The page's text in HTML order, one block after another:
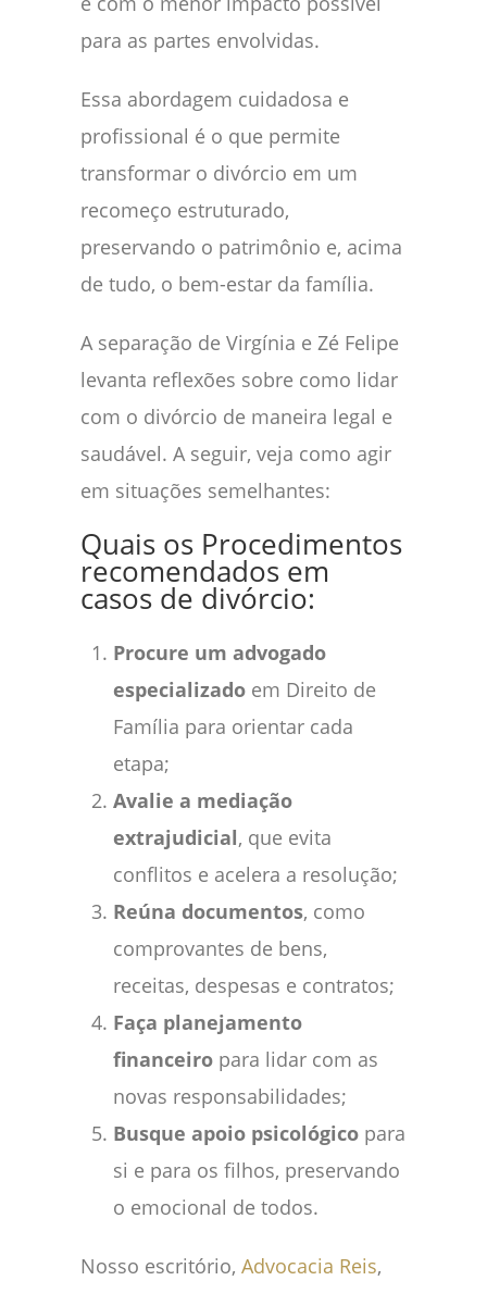
para as partes envolvidas.
Essa abordagem cuidadosa e
profissional é o que permite
transformar o divórcio em um
recomeço estruturado,
preservando o patrimônio e, acima
de tudo, o bem-estar da família.
A separação de Virgínia e Zé Felipe
levanta reflexões sobre como lidar
com o divórcio de maneira legal e
saudável. A seguir, veja como agir
em situações semelhantes:
Quais os Procedimentos
recomendados em
casos de divórcio:
Procure um advogado
especializado em Direito de
Família para orientar cada
etapa;
Avalie a mediação
extrajudicial, que evita
conflitos e acelera a resolução;
Reúna documentos, como
comprovantes de bens,
receitas, despesas e contratos;
Faça planejamento
financeiro para lidar com as
novas responsabilidades;
Busque apoio psicológico para
si e para os filhos, preservando
o emocional de todos.
Nosso escritório, Advocacia Reis,